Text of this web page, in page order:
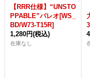
【RRR仕様】“UNSTO
PPABLE”パレオ[WS_
BD/W73-T15R]
1,280円(税込)
在庫なし